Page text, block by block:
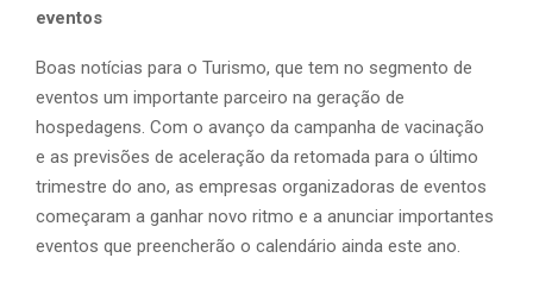
eventos
Boas notícias para o Turismo, que tem no segmento de
eventos um importante parceiro na geração de
hospedagens. Com o avanço da campanha de vacinação
e as previsões de aceleração da retomada para o último
trimestre do ano, as empresas organizadoras de eventos
começaram a ganhar novo ritmo e a anunciar importantes
eventos que preencherão o calendário ainda este ano.